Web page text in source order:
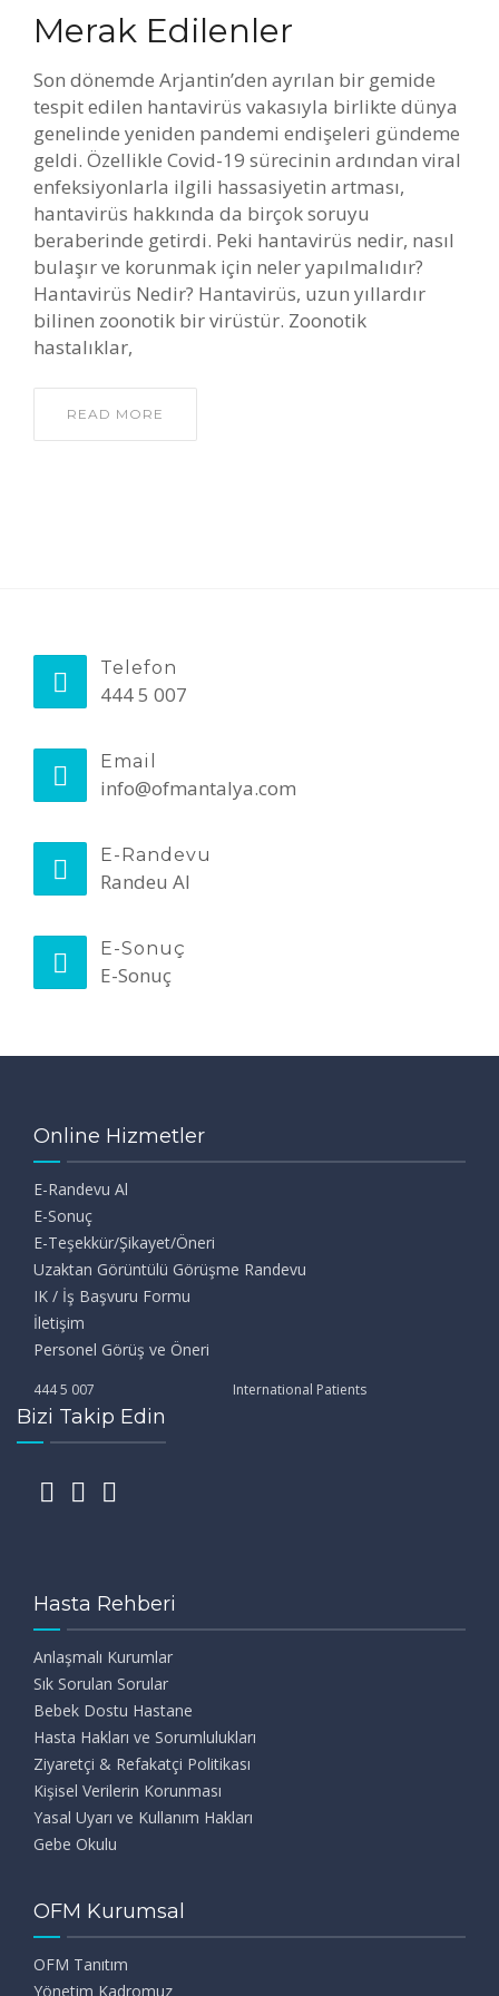
Merak Edilenler
Son dönemde Arjantin’den ayrılan bir gemide
tespit edilen hantavirüs vakasıyla birlikte dünya
genelinde yeniden pandemi endişeleri gündeme
geldi. Özellikle Covid-19 sürecinin ardından viral
enfeksiyonlarla ilgili hassasiyetin artması,
hantavirüs hakkında da birçok soruyu
beraberinde getirdi. Peki hantavirüs nedir, nasıl
bulaşır ve korunmak için neler yapılmalıdır?
Hantavirüs Nedir? Hantavirüs, uzun yıllardır
bilinen zoonotik bir virüstür. Zoonotik
hastalıklar,
READ MORE
Telefon
444 5 007
Email
info@ofmantalya.com
E-Randevu
Randeu Al
E-Sonuç
E-Sonuç
Online Hizmetler
E-Randevu Al
E-Sonuç
E-Teşekkür/Şikayet/Öneri
Uzaktan Görüntülü Görüşme Randevu
IK / İş Başvuru Formu
İletişim
Personel Görüş ve Öneri
444 5 007 International Patients
Bizi Takip Edin
Hasta Rehberi
Anlaşmalı Kurumlar
Sık Sorulan Sorular
Bebek Dostu Hastane
Hasta Hakları ve Sorumlulukları
Ziyaretçi & Refakatçi Politikası
Kişisel Verilerin Korunması
Yasal Uyarı ve Kullanım Hakları
Gebe Okulu
OFM Kurumsal
OFM Tanıtım
Yönetim Kadromuz